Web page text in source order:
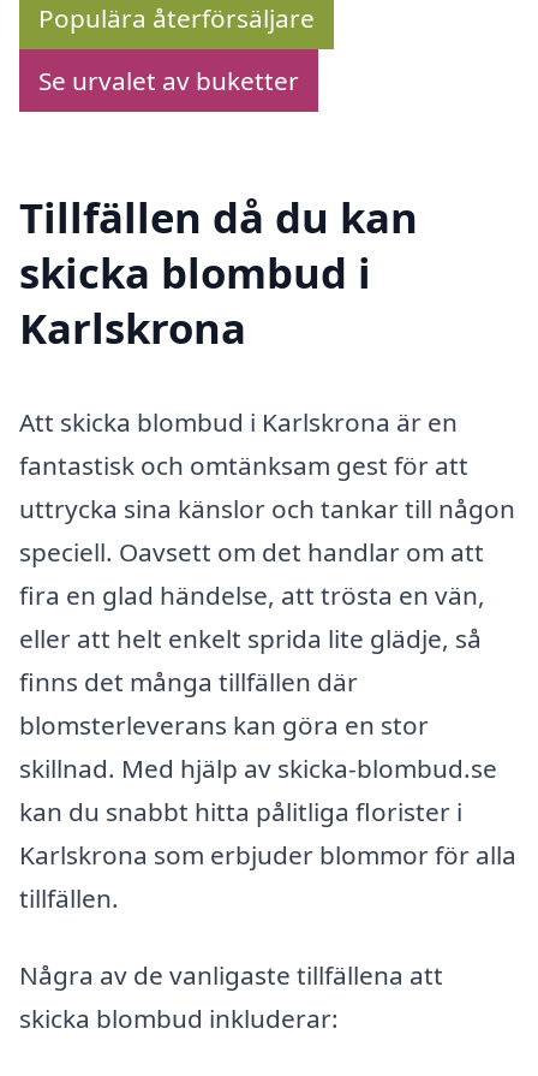
Populära återförsäljare
Se urvalet av buketter
Tillfällen då du kan
skicka blombud i
Karlskrona
Att skicka blombud i Karlskrona är en
fantastisk och omtänksam gest för att
uttrycka sina känslor och tankar till någon
speciell. Oavsett om det handlar om att
fira en glad händelse, att trösta en vän,
eller att helt enkelt sprida lite glädje, så
finns det många tillfällen där
blomsterleverans kan göra en stor
skillnad. Med hjälp av skicka-blombud.se
kan du snabbt hitta pålitliga florister i
Karlskrona som erbjuder blommor för alla
tillfällen.
Några av de vanligaste tillfällena att
skicka blombud inkluderar: